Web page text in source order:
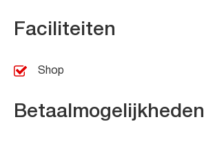
Faciliteiten
Shop
Betaalmogelijkheden